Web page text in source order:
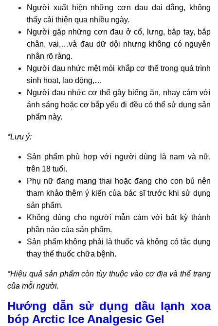
Người xuất hiện những cơn đau dai dẳng, không
thấy cải thiện qua nhiều ngày.
Người gặp những cơn đau ở cổ, lưng, bắp tay, bắp
chân, vai,…và đau dữ dội nhưng không có nguyên
nhân rõ ràng.
Người đau nhức mệt mỏi khắp cơ thể trong quá trình
sinh hoạt, lao động,…
Người đau nhức cơ thể gây biếng ăn, nhạy cảm với
ánh sáng hoặc cơ bắp yếu đi đều có thể sử dụng sản
phẩm này.
*Lưu ý:
Sản phẩm phù hợp với người dùng là nam và nữ,
trên 18 tuổi.
Phụ nữ đang mang thai hoặc đang cho con bú nên
tham khảo thêm ý kiến của bác sĩ trước khi sử dụng
sản phẩm.
Không dùng cho người mẫn cảm với bất kỳ thành
phần nào của sản phẩm.
Sản phẩm không phải là thuốc và không có tác dụng
thay thế thuốc chữa bệnh.
*Hiệu quả sản phẩm còn tùy thuộc vào cơ địa và thể trạng
của mỗi người.
Hướng dẫn sử dụng dầu lạnh xoa
bóp Arctic Ice Analgesic Gel